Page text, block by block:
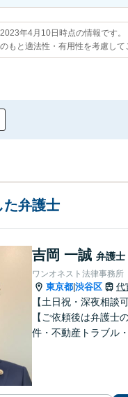
年4月10日時点の情報です。
もと適法性・有用性を考慮し
た弁護士
吉岡 一誠 弁護士
ワンオネスト法律事務所
東京都 渋谷区 代
【土日祝・深夜相談
【ご依頼後は弁護士
件・不動産トラブル